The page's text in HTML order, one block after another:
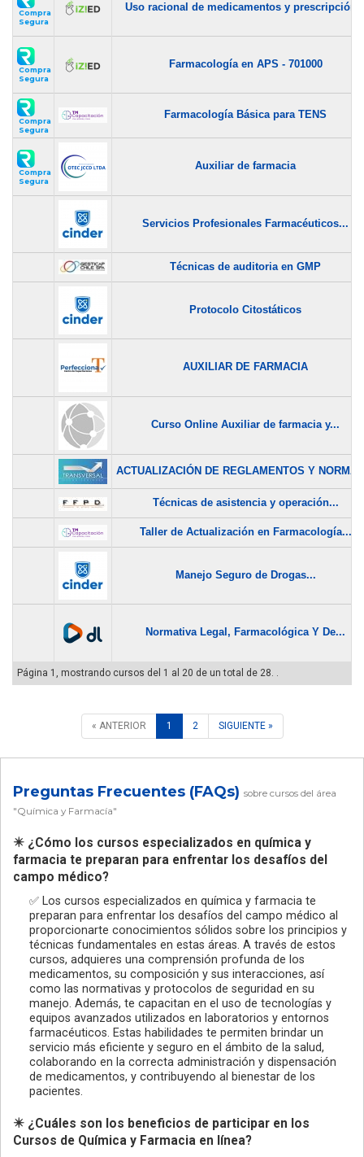
Compra
Segura
Uso racional de medicamentos y
Compra
Segura
Farmacología en APS - 701000
Compra
Segura
Farmacología Básica para TENS
Compra
Segura
Auxiliar de farmacia
Servicios Profesionales Farmacéuticos...
Técnicas de auditoria en GMP
Protocolo Citostáticos
AUXILIAR DE FARMACIA
Curso Online Auxiliar de farmacia y...
ACTUALIZACIÓN DE REGLAMENTOS Y
Técnicas de asistencia y operación...
Taller de Actualización en Farmacología...
Manejo Seguro de Drogas...
Normativa Legal, Farmacológica Y De...
Página 1, mostrando cursos del 1 al 20 de un total de 28. .
« ANTERIOR 1 2 SIGUIENTE »
Preguntas Frecuentes (FAQs) sobre cursos del área
"Química y Farmacía"
✴️ ¿Cómo los cursos especializados en química y
farmacia te preparan para enfrentar los desafíos del
campo médico?
✅ Los cursos especializados en química y farmacia te
preparan para enfrentar los desafíos del campo médico al
proporcionarte conocimientos sólidos sobre los principios y
técnicas fundamentales en estas áreas. A través de estos
cursos, adquieres una comprensión profunda de los
medicamentos, su composición y sus interacciones, así
como las normativas y protocolos de seguridad en su
manejo. Además, te capacitan en el uso de tecnologías y
equipos avanzados utilizados en laboratorios y entornos
farmacéuticos. Estas habilidades te permiten brindar un
servicio más eficiente y seguro en el ámbito de la salud,
colaborando en la correcta administración y dispensación
de medicamentos, y contribuyendo al bienestar de los
pacientes.
✴️ ¿Cuáles son los beneficios de participar en los
Cursos de Química y Farmacia en línea?